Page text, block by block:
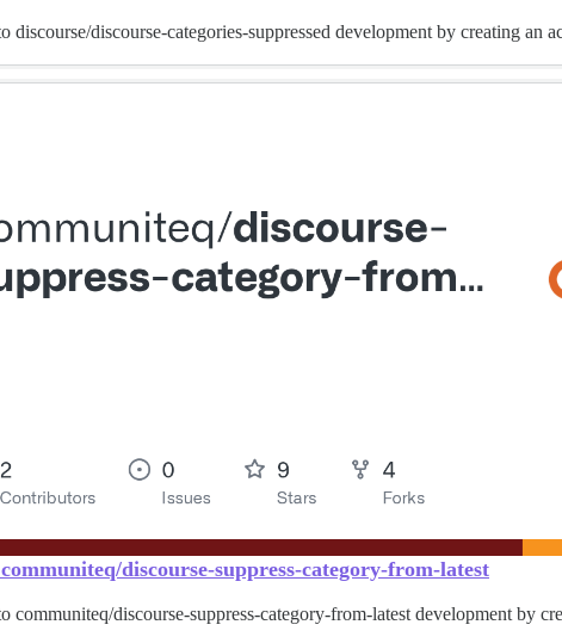
discourse/discourse-categories-suppressed development by creating an
discourse-suppress-category-from-latest
communiteq/discourse-suppress-category-from-latest development by